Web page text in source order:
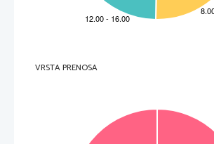
4.     What expression does James Parry prefer to use for places with little rainfall?
VRSTA PRENOSA